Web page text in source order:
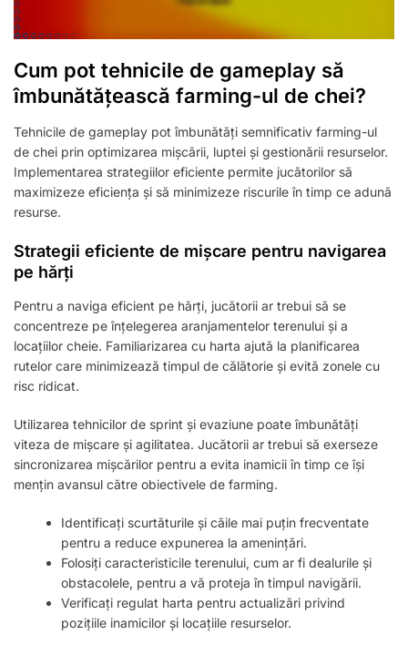
Cum pot tehnicile de gameplay să
îmbunătățească farming-ul de chei?
Tehnicile de gameplay pot îmbunătăți semnificativ farming-ul
de chei prin optimizarea mișcării, luptei și gestionării resurselor.
Implementarea strategiilor eficiente permite jucătorilor să
maximizeze eficiența și să minimizeze riscurile în timp ce adună
resurse.
Strategii eficiente de mișcare pentru navigarea
pe hărți
Pentru a naviga eficient pe hărți, jucătorii ar trebui să se
concentreze pe înțelegerea aranjamentelor terenului și a
locațiilor cheie. Familiarizarea cu harta ajută la planificarea
rutelor care minimizează timpul de călătorie și evită zonele cu
risc ridicat.
Utilizarea tehnicilor de sprint și evaziune poate îmbunătăți
viteza de mișcare și agilitatea. Jucătorii ar trebui să exerseze
sincronizarea mișcărilor pentru a evita inamicii în timp ce își
mențin avansul către obiectivele de farming.
Identificați scurtăturile și căile mai puțin frecventate
pentru a reduce expunerea la amenințări.
Folosiți caracteristicile terenului, cum ar fi dealurile și
obstacolele, pentru a vă proteja în timpul navigării.
Verificați regulat harta pentru actualizări privind
pozițiile inamicilor și locațiile resurselor.